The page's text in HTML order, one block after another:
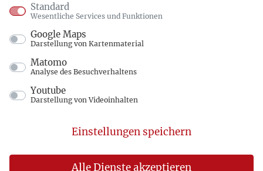
Standard
Wesentliche Services und Funktionen
Google Maps
Darstellung von Kartenmaterial
Matomo
Analyse des Besuchverhaltens
Youtube
Darstellung von Videoinhalten
Alle Dienste akzeptieren
Einstellungen speichern